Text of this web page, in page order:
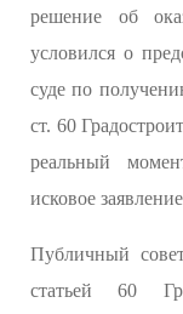
решение об
условился о
суде по
ст. 60
реальный
исковое
Публичный
статьей 60